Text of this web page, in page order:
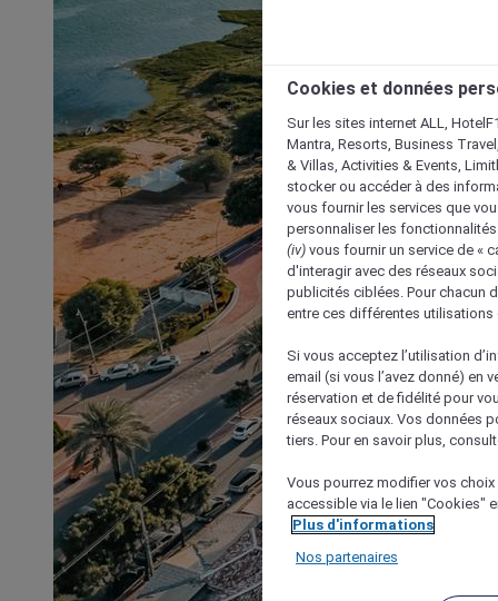
Cookies et données
Sur les sites internet ALL,
Mantra, Resorts, Business
& Villas, Activities & Events,
stocker ou accéder à des
vous fournir les services que
personnaliser les
(iv) vous fournir un service de «
d'interagir avec des réseaux
publicités ciblées. Pour chacun
entre ces différentes utilisations
Si vous acceptez l’utilisation
email (si vous l’avez donné) en
réservation et de fidélité pour
réseaux sociaux. Vos données
tiers. Pour en savoir plus,
Vous pourrez modifier vos
accessible via le lien "Cookies"
Plus d'informations
Nos partenaires